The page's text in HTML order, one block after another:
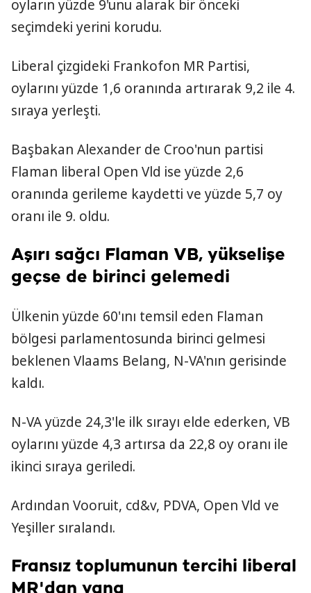
oyların yüzde 9'unu alarak bir önceki
seçimdeki yerini korudu.
Liberal çizgideki Frankofon MR Partisi,
oylarını yüzde 1,6 oranında artırarak 9,2 ile 4.
sıraya yerleşti.
Başbakan Alexander de Croo'nun partisi
Flaman liberal Open Vld ise yüzde 2,6
oranında gerileme kaydetti ve yüzde 5,7 oy
oranı ile 9. oldu.
Aşırı sağcı Flaman VB, yükselişe
geçse de birinci gelemedi
Ülkenin yüzde 60'ını temsil eden Flaman
bölgesi parlamentosunda birinci gelmesi
beklenen Vlaams Belang, N-VA'nın gerisinde
kaldı.
N-VA yüzde 24,3'le ilk sırayı elde ederken, VB
oylarını yüzde 4,3 artırsa da 22,8 oy oranı ile
ikinci sıraya geriledi.
Ardından Vooruit, cd&v, PDVA, Open Vld ve
Yeşiller sıralandı.
Fransız toplumunun tercihi liberal
MR'dan yana